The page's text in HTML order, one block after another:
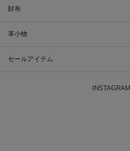
財布
革小物
セールアイテム
INSTAGRAM